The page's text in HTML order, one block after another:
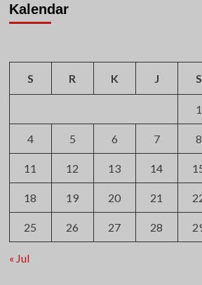
Kalendar
S R K J S
1
4 5 6 7 8
11 12 13 14
18 19 20 21
25 26 27 28
« Jul